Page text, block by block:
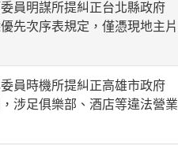
員明謀所提糾正台北縣政府
先次序表規定，僅憑現地主片
員時機所提糾正高雄市政府
涉足俱樂部、酒店等違法營業